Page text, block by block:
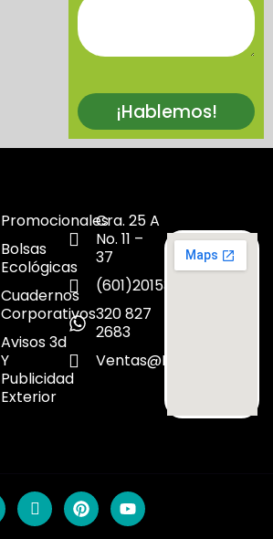
¡Hablemos!
Promocionales
Bolsas
Ecológicas
Cuadernos
Corporativos
Avisos 3d
Y
Publicidad
Exterior
Cra. 25 A
No. 11 –
37
(601)2015300
320 827
2683
Ventas@dicoes.co